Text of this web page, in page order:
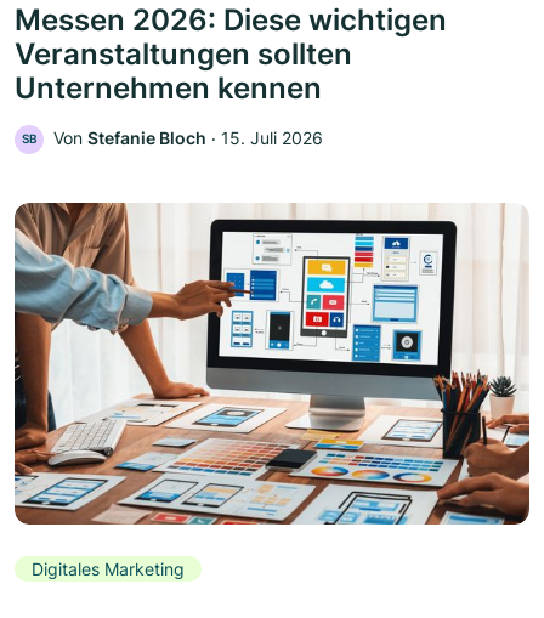
Messen 2026: Diese wichtigen
Veranstaltungen sollten
Unternehmen kennen
SB Von Stefanie Bloch ‧ 15. Juli 2026
Digitales Marketing